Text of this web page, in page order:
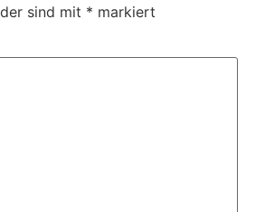
sind mit * markiert